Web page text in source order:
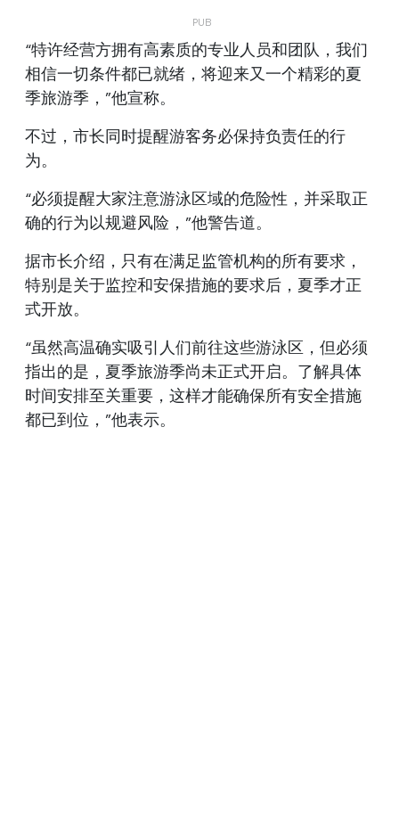
“特许经营方拥有高素质的专业人员和团队，我们
相信一切条件都已就绪，将迎来又一个精彩的夏
季旅游季，”他宣称。
不过，市长同时提醒游客务必保持负责任的行
为。
“必须提醒大家注意游泳区域的危险性，并采取正
确的行为以规避风险，”他警告道。
据市长介绍，只有在满足监管机构的所有要求，
特别是关于监控和安保措施的要求后，夏季才正
式开放。
“虽然高温确实吸引人们前往这些游泳区，但必须
指出的是，夏季旅游季尚未正式开启。了解具体
时间安排至关重要，这样才能确保所有安全措施
都已到位，”他表示。